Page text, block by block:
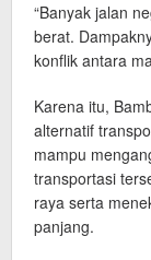
“Banyak jalan
berat.
konflik antara
Karena itu,
alternatif
mampu
transportasi
raya serta
panjang.